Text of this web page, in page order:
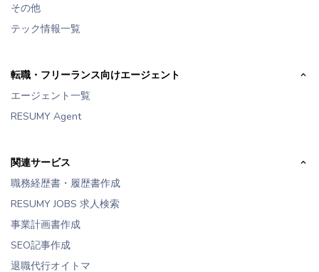
その他
テック情報一覧
転職・フリーランス向けエージェント
エージェント一覧
RESUMY Agent
関連サービス
職務経歴書・履歴書作成
RESUMY JOBS 求人検索
事業計画書作成
SEO記事作成
退職代行オイトマ